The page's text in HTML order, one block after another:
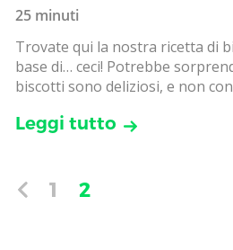
25 minuti
Trovate qui la nostra ricetta di
base di… ceci! Potrebbe
biscotti sono deliziosi, e non
Leggi tutto
1 2